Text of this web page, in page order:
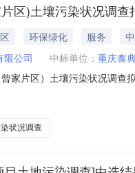
区)土壤污染状况调
环保绿化 服务
限公司 中标单位： 重庆泰
家片区）土壤污染状况调
片区）土污染状况调查曾家
状况调查